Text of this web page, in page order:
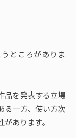
ところがありま
品を発表する立場
る一方、使い方次
あります。